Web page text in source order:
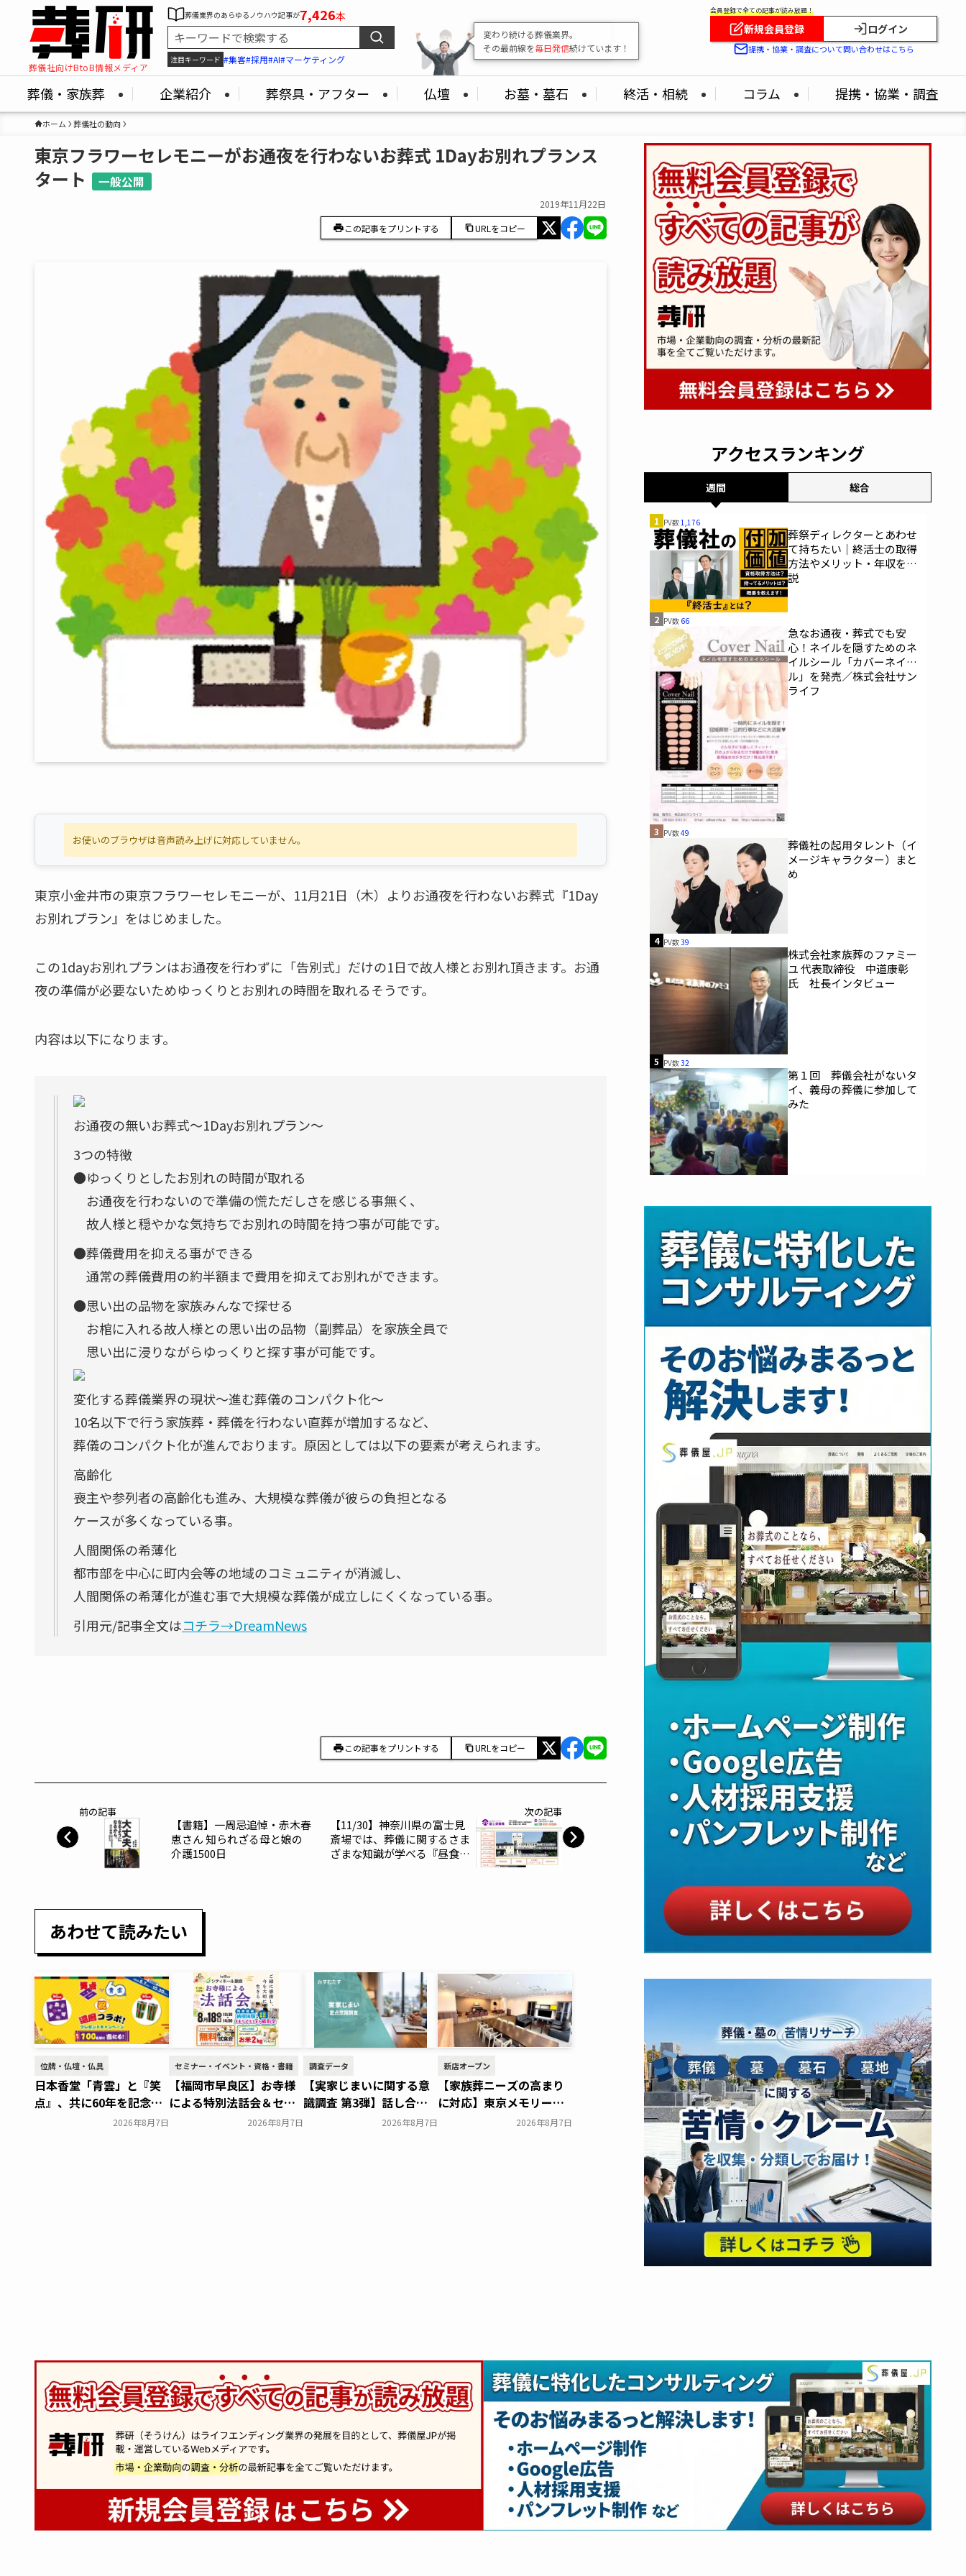
葬儀社向けBtoB情報メディア
葬儀業界のあらゆるノウハウ記事が7,426本
注目キーワード #集客#採用#AI#マーケティング
変わり続ける葬儀業界。
その最前線を毎日発信続けています！
会員登録で全ての記事が読み放題！
新規会員登録 ログイン
提携・協業・調査について問い合わせはこちら
葬儀・家族葬 企業紹介 葬祭具・アフター 仏壇 お墓・墓石 終活・相続 コラム 提携・協業・調査
ホーム 葬儀社の動向
東京フラワーセレモニーがお通夜を行わないお葬式 1Dayお別れプランス
タート
一般公開
2019年11月22日
この記事をプリントする
URLをコピー
お使いのブラウザは音声読み上げに対応していません。
東京小金井市の東京フラワーセレモニーが、11月21日（木）よりお通夜を行わないお葬式『1Day
お別れプラン』をはじめました。
この1dayお別れプランはお通夜を行わずに「告別式」だけの1日で故人様とお別れ頂きます。お通
夜の準備が必要ないためゆっくりとお別れの時間を取れるそうです。
内容は以下になります。
お通夜の無いお葬式～1Dayお別れプラン～
3つの特徴
●ゆっくりとしたお別れの時間が取れる
お通夜を行わないので準備の慌ただしさを感じる事無く、
故人様と穏やかな気持ちでお別れの時間を持つ事が可能です。
●葬儀費用を抑える事ができる
通常の葬儀費用の約半額まで費用を抑えてお別れができます。
●思い出の品物を家族みんなで探せる
お棺に入れる故人様との思い出の品物（副葬品）を家族全員で
思い出に浸りながらゆっくりと探す事が可能です。
変化する葬儀業界の現状～進む葬儀のコンパクト化～
10名以下で行う家族葬・葬儀を行わない直葬が増加するなど、
葬儀のコンパクト化が進んでおります。原因としては以下の要素が考えられます。
高齢化
喪主や参列者の高齢化も進み、大規模な葬儀が彼らの負担となる
ケースが多くなっている事。
人間関係の希薄化
都市部を中心に町内会等の地域のコミュニティが消滅し、
人間関係の希薄化が進む事で大規模な葬儀が成立しにくくなっている事。
引用元/記事全文はコチラ→DreamNews
この記事をプリントする URLをコピー
前の記事
【書籍】一周忌追悼・赤木春
恵さん 知られざる母と娘の
介護1500日
次の記事
【11/30】神奈川県の富士見
斎場では、葬儀に関するさま
ざまな知識が学べる『昼食付
あわせて読みたい
位牌・仏壇・仏具
日本香堂「青雲」と『笑
点』、共に60年を記念し
た初コラボ！オリジナル
2026年8月7日
セミナー・イベント・資格・書籍
【福岡市早良区】お寺様
による特別法話会＆セミ
ナー特典「無料試食会」
2026年8月7日
調査データ
【実家じまいに関する意
識調査 第3弾】話し合い
実施率は29.5％で前回か
2026年8月7日
新店オープン
【家族葬ニーズの高まり
に対応】東京メモリード
ホールに貸切型家族葬空
2026年8月7日
アクセスランキング
週間 総合
1 PV数1,176
葬祭ディレクターとあわせ
て持ちたい｜終活士の取得
方法やメリット・年収を解
説
2 PV数 66
急なお通夜・葬式でも安
心！ネイルを隠すためのネ
イルシール「カバーネイ
ル」を発売／株式会社サン
ライフ
3 PV数49
葬儀社の起用タレント（イ
メージキャラクター）まと
め
4 PV数39
株式会社家族葬のファミー
ユ 代表取締役 中道康彰
氏 社長インタビュー
5 PV数32
第１回 葬儀会社がないタ
イ、義母の葬儀に参加して
みた